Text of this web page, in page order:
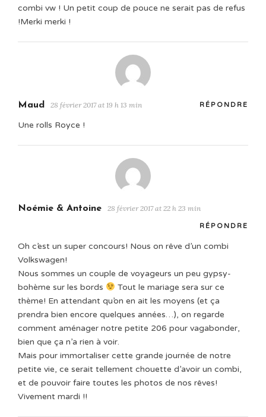
combi vw ! Un petit coup de pouce ne serait pas de refus
!Merki merki !
Maud 28 février 2017 at 19 h 13 min RÉPONDRE
Une rolls Royce !
Noémie & Antoine 28 février 2017 at 22 h 23 min
RÉPONDRE
Oh c’est un super concours! Nous on rêve d’un combi
Volkswagen!
Nous sommes un couple de voyageurs un peu gypsy-
bohème sur les bords
Tout le mariage sera sur ce
thème! En attendant qu’on en ait les moyens (et ça
prendra bien encore quelques années…), on regarde
comment aménager notre petite 206 pour vagabonder,
bien que ça n’a rien à voir.
Mais pour immortaliser cette grande journée de notre
petite vie, ce serait tellement chouette d’avoir un combi,
et de pouvoir faire toutes les photos de nos rêves!
Vivement mardi !!